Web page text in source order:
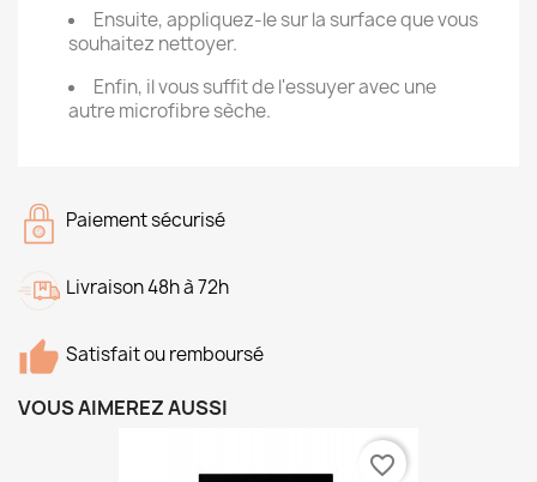
Ensuite, appliquez-le sur la surface que vous
souhaitez nettoyer.
Enfin, il vous suffit de l'essuyer avec une
autre microfibre sèche.
Paiement sécurisé
Livraison 48h à 72h
Satisfait ou remboursé
VOUS AIMEREZ AUSSI
favorite_border